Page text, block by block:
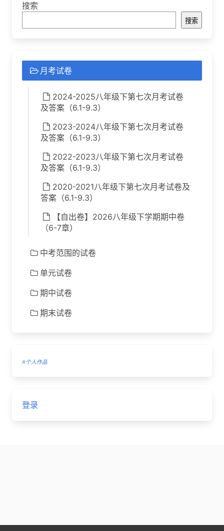
搜索
搜索
月考试卷
2024-2025八年级下第七次月考试卷
及答案（6.1-9.3）
2023-2024八年级下第七次月考试卷
及答案（6.1-9.3）
2022-2023八年级下第七次月考试卷
及答案（6.1-9.3）
2020-2021八年级下第七次月考试卷及
答案（6.1-9.3）
【自出卷】2026八年级下学期期中卷
（6-7章）
中考范围的试卷
单元试卷
期中试卷
期末试卷
#个人作品
登录